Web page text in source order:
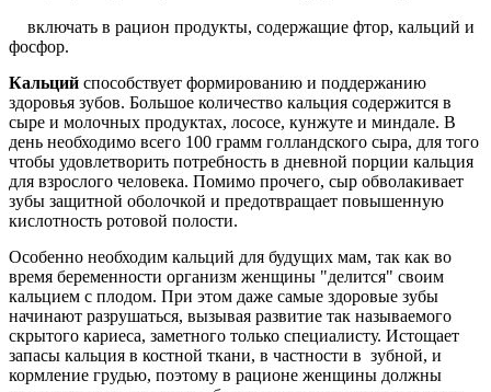
включать в рацион продукты, содержащие фтор, кальций и
фосфор.
Кальций способствует формированию и поддержанию
здоровья зубов. Большое количество кальция содержится в
сыре и молочных продуктах, лососе, кунжуте и миндале. В
день необходимо всего 100 грамм голландского сыра, для того
чтобы удовлетворить потребность в дневной порции кальция
для взрослого человека. Помимо прочего, сыр обволакивает
зубы защитной оболочкой и предотвращает повышенную
кислотность ротовой полости.
Особенно необходим кальций для будущих мам, так как во
время беременности организм женщины "делится" своим
кальцием с плодом. При этом даже самые здоровые зубы
начинают разрушаться, вызывая развитие так называемого
скрытого кариеса, заметного только специалисту. Истощает
запасы кальция в костной ткани, в частности в зубной, и
кормление грудью, поэтому в рационе женщины должны